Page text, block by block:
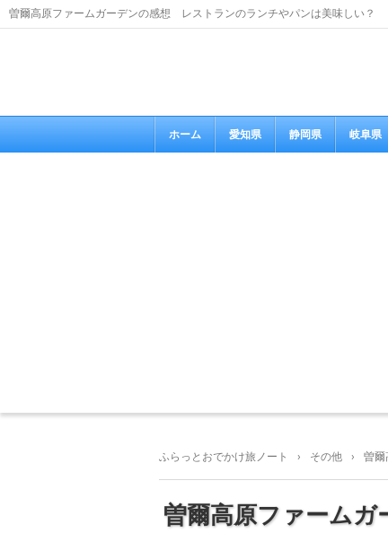
曽爾高原ファームガーデンの感想 レストランのランチやパンは美味しい？
ホーム 愛知県 静岡県 岐阜県
ふらっとおでかけ旅ノート › その他 › 曽爾
曽爾高原ファーム